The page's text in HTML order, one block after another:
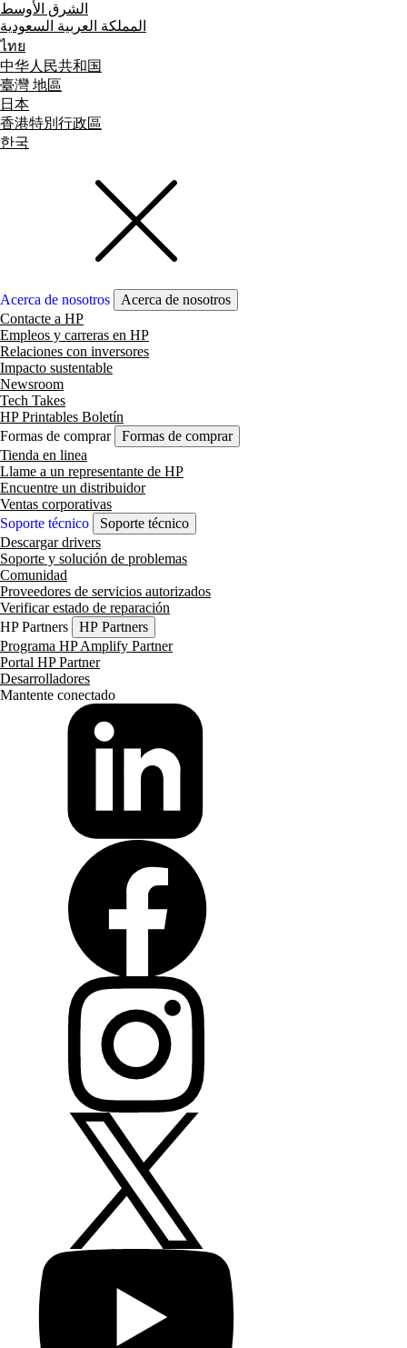
الشرق الأوسط
المملكة العربية السعودية
ไทย
中华人民共和国
臺灣 地區
日本
香港特別行政區
한국
Acerca de nosotros
Acerca de nosotros
Contacte a HP
Empleos y carreras en HP
Relaciones con inversores
Impacto sustentable
Newsroom
Tech Takes
HP Printables Boletín
Formas de comprar
Formas de comprar
Tienda en linea
Llame a un representante de HP
Encuentre un distribuidor
Ventas corporativas
Soporte técnico
Soporte técnico
Descargar drivers
Soporte y solución de problemas
Comunidad
Proveedores de servicios autorizados
Verificar estado de reparación
HP Partners
HP Partners
Programa HP Amplify Partner
Portal HP Partner
Desarrolladores
Mantente conectado